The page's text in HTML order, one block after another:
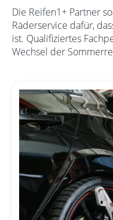
Die Reifen1+ Partner
Räderservice dafür,
ist. Qualifiziertes
Wechsel der